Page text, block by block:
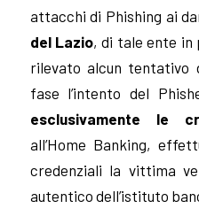
attacchi di Phishing ai
del Lazio, di tale ente in
rilevato alcun tentativo
fase l’intento del
esclusivamente le
all’Home Banking,
credenziali la vittima
autentico dell’istituto